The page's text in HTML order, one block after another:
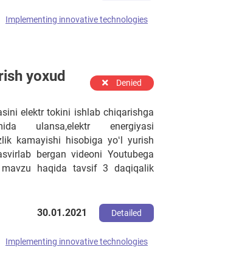
Implementing innovative technologies
yoxud Denied
elektr tokini ishlab chiqarishga
ulansa,elektr energiyasi
kamayishi hisobiga yoʻl yurish
bergan videoni Youtubega
mavzu haqida tavsif 3 daqiqalik
30.01.2021 Detailed
Implementing innovative technologies